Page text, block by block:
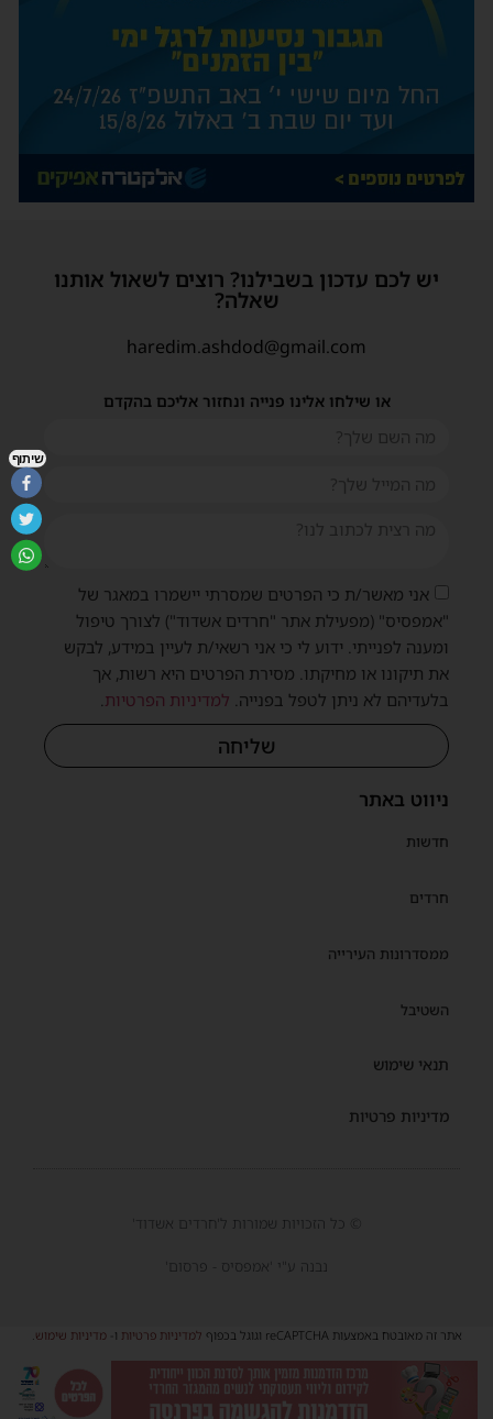
ניווט באתר
חדשות
חרדים
ממסדרונות העירייה
השטיבל
תנאי שימוש
מדיניות פרטיות
יש לכם עדכון בשבילנו? רוצים לשאול אותנו
שאלה?
haredim.ashdod@gmail.com
או שילחו אלינו פנייה ונחזור אליכם בהקדם
אני מאשר/ת כי הפרטים שמסרתי יישמרו במאגר של
"אמפסיס" (מפעילת אתר "חרדים אשדוד") לצורך טיפול
ומענה לפנייתי. ידוע לי כי אני רשאי/ת לעיין במידע, לבקש
את תיקונו או מחיקתו. מסירת הפרטים היא רשות, אך
בלעדיהם לא ניתן לטפל בפנייה. למדיניות הפרטיות.
שליחה
© כל הזכויות שמורות ל'חרדים אשדוד'
נבנה ע"י 'אמפסיס - פרסום'
אתר זה מאובטח באמצעות reCAPTCHA וגוגל בכפוף למדיניות פרטיות ו-מדיניות שימוש.
שיתוף